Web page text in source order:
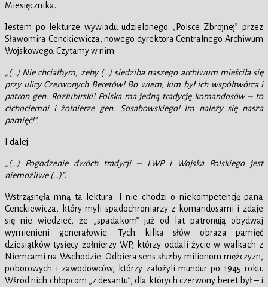
Miesięcznika.
Jestem po lekturze wywiadu udzielonego „Polsce Zbrojnej” przez
Sławomira Cenckiewicza, nowego dyrektora Centralnego Archiwum
Wojskowego. Czytamy w nim:
„(…) Nie chciałbym, żeby (…) siedziba naszego archiwum mieściła się
przy ulicy Czerwonych Beretów! Bo wiem, kim był ich współtwórca i
patron gen. Rozłubirski! Polska ma jedną tradycję komandosów – to
cichociemni i żołnierze gen. Sosabowskiego! Im należy się nasza
pamięć!”.
I dalej:
„(…) Pogodzenie dwóch tradycji – LWP i Wojska Polskiego jest
niemożliwe (…)”.
Wstrząsnęła mną ta lektura. I nie chodzi o niekompetencję pana
Cenckiewicza, który myli spadochroniarzy z komandosami i zdaje
się nie wiedzieć, że „spadakom” już od lat patronują obydwaj
wymienieni generałowie. Tych kilka słów obraża pamięć
dziesiątków tysięcy żołnierzy WP, którzy oddali życie w walkach z
Niemcami na Wschodzie. Odbiera sens służby milionom mężczyzn,
poborowych i zawodowców, którzy założyli mundur po 1945 roku.
Wśród nich chłopcom „z desantu”, dla których czerwony beret był – i